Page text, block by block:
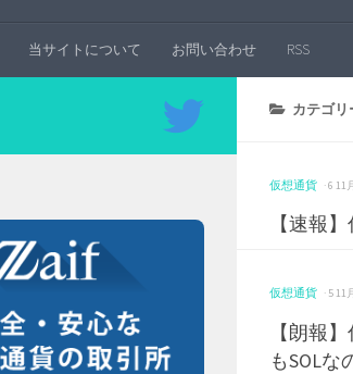
当サイトについて お問い合わせ RSS
カテゴリ
仮想通貨 · 6 11
【速報
仮想通貨 · 5 11
【朗報
もSOLな